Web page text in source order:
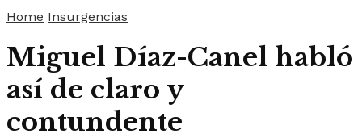
Home Insurgencias
Miguel Díaz-Canel habló
así de claro y
contundente